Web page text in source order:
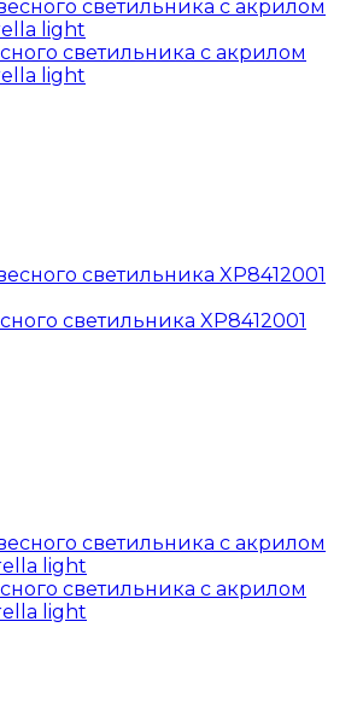
светильника с акрилом
light
светильника XP8412001
светильника с акрилом
light